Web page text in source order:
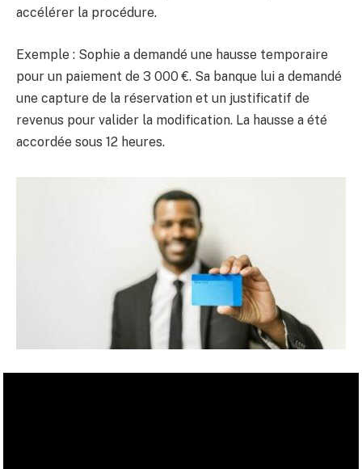
accélérer la procédure.
Exemple : Sophie a demandé une hausse temporaire
pour un paiement de 3 000 €. Sa banque lui a demandé
une capture de la réservation et un justificatif de
revenus pour valider la modification. La hausse a été
accordée sous 12 heures.